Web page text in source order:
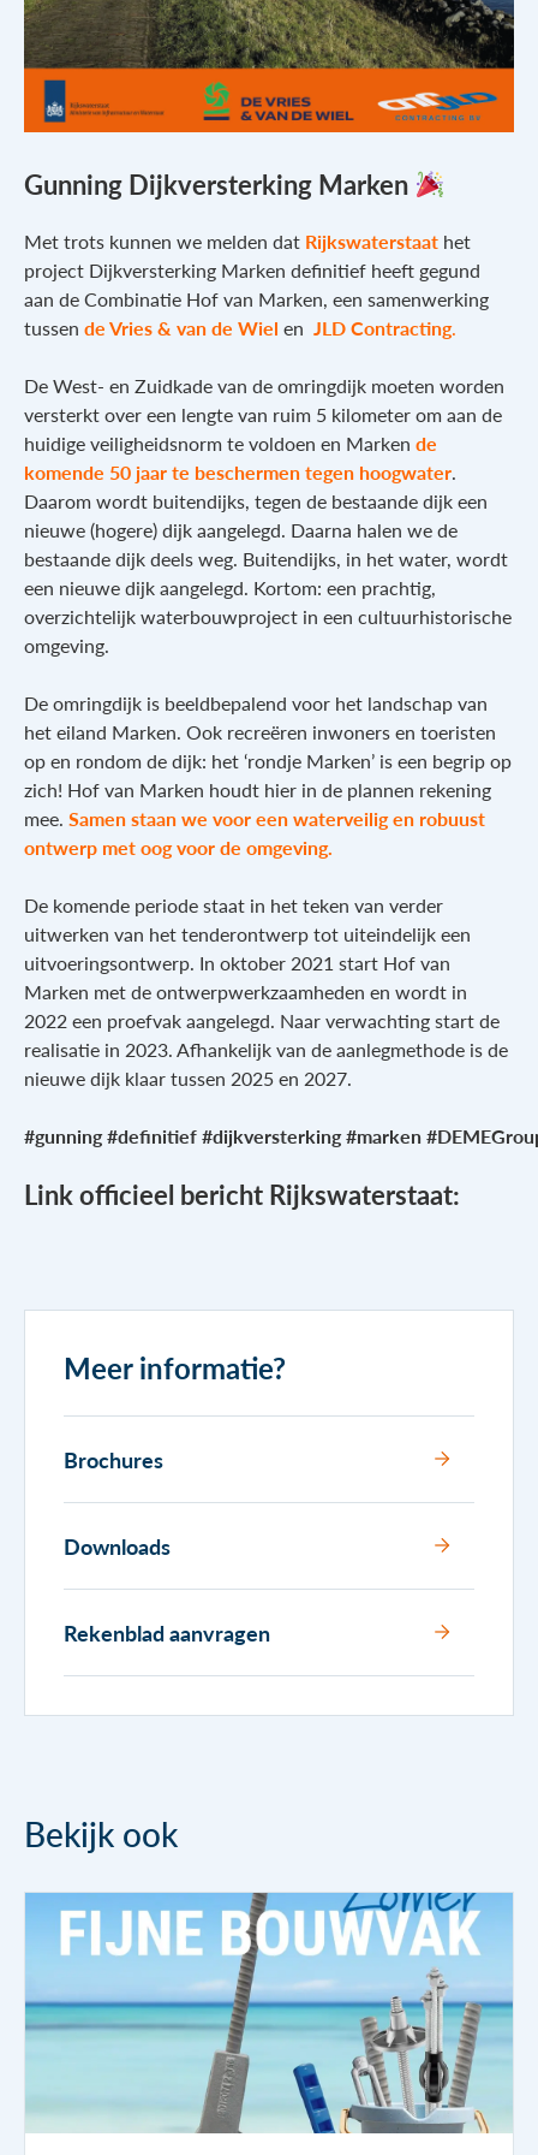
Gunning Dijkversterking Marken
Met trots kunnen we melden dat Rijkswaterstaat het
project Dijkversterking Marken definitief heeft gegund
aan de Combinatie Hof van Marken, een samenwerking
tussen de Vries & van de Wiel en JLDContracting.
De West- en Zuidkade van de omringdijk moeten worden
versterkt over een lengte van ruim 5 kilometer om aan de
huidige veiligheidsnorm te voldoen en Marken de
komende 50 jaar te beschermen tegen hoogwater.
Daarom wordt buitendijks, tegen de bestaande dijk een
nieuwe (hogere) dijk aangelegd. Daarna halen we de
bestaande dijk deels weg. Buitendijks, in het water, wordt
een nieuwe dijk aangelegd. Kortom: een prachtig,
overzichtelijk waterbouwproject in een cultuurhistorische
omgeving.
De omringdijk is beeldbepalend voor het landschap van
het eiland Marken. Ook recreëren inwoners en toeristen
op en rondom de dijk: het ‘rondje Marken’ is een begrip op
zich! Hof van Marken houdt hier in de plannen rekening
mee. Samen staan we voor een waterveilig en robuust
ontwerp met oog voor de omgeving.
De komende periode staat in het teken van verder
uitwerken van het tenderontwerp tot uiteindelijk een
uitvoeringsontwerp. In oktober 2021 start Hof van
Marken met de ontwerpwerkzaamheden en wordt in
2022 een proefvak aangelegd. Naar verwachting start de
realisatie in 2023. Afhankelijk van de aanlegmethode is de
nieuwe dijk klaar tussen 2025 en 2027.
#gunning#definitief#dijkversterking#marken
Link officieel bericht Rijkswaterstaat:
Meer informatie?
Brochures
Downloads
Rekenblad aanvragen
Bekijk ook